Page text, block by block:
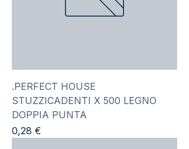
.PERFECT HOUSE
STUZZICADENTI X 500 LEGNO
DOPPIA PUNTA
Prezzo
0,28 €